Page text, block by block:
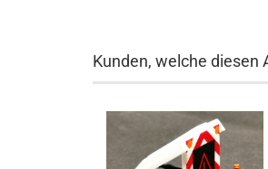
Kunden, welche diesen